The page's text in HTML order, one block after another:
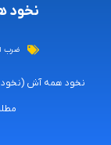
نخود
ضرب
نخود همه آش (نخود